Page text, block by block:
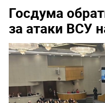
Госдума
за атаки ВСУ